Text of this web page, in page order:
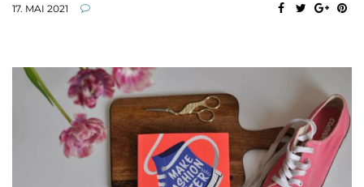
17. MAI 2021